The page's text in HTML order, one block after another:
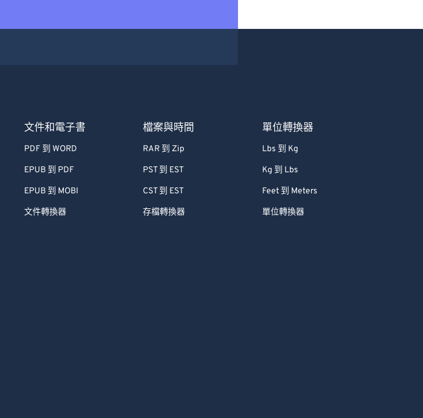
文件和電子書
PDF 到 WORD
EPUB 到 PDF
EPUB 到 MOBI
文件轉換器
檔案與時間
RAR 到 Zip
PST 到 EST
CST 到 EST
存檔轉換器
單位轉換器
Lbs 到 Kg
Kg 到 Lbs
Feet 到 Meters
單位轉換器